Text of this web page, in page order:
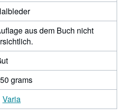
aus dem Buch nicht
grams
Varia